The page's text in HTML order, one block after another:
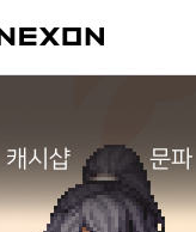
캐시샵 문파